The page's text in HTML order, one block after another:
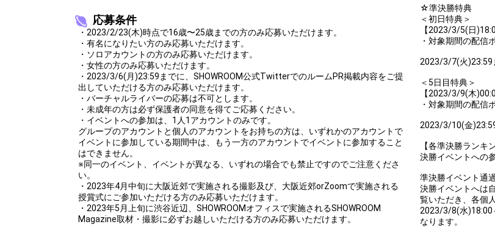
応募条件
・2023/2/23(木)時点で16歳〜25歳までの方のみ応募いただけます。
・有名になりたい方のみ応募いただけます。
・ソロアカウントの方のみ応募いただけます。
・女性の方のみ応募いただけます。
・2023/3/6(月)23:59までに、SHOWROOM公式TwitterでのルームPR掲載内容をご提
出していただける方のみ応募いただけます。
・バーチャルライバーの応募は不可とします。
・未成年の方は必ず保護者の同意を得てご応募ください。
・イベントへの参加は、1人1アカウントのみです。
グループのアカウントと個人のアカウントをお持ちの方は、いずれかのアカウントで
イベントに参加している期間中は、もう一方のアカウントでイベントに参加すること
はできません。
※同一のイベント、イベントが異なる、いずれの場合でも禁止ですのでご注意くださ
い。
・2023年4月中旬に大阪近郊で実施される撮影及び、大阪近郊orZoomで実施される
授賞式にご参加いただける方のみ応募いただけます。
・2023年5月上旬に渋谷近辺、SHOWROOMオフィスで実施されるSHOWROOM
Magazine取材・撮影に必ずお越しいただける方のみ応募いただけます。
☆準決勝特典
＜初日特典＞
【2023/3/5(日
・対象期間の配信
2023/3/7(火)23:59
＜5日目特典＞
【2023/3/9(木
・対象期間の配信
2023/3/10(金
【各準決勝ランキ
決勝イベントへの
準決勝イベント通
決勝イベントへは
覧いただき、各個
2023/3/8(水)18:00
なります。